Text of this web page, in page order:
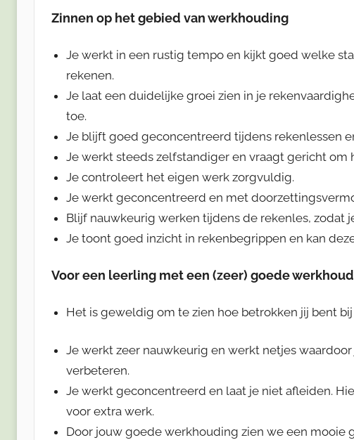
Zinnen op het gebied van werkhouding
Je werkt in een rustig tempo en kijkt goed welke
rekenen.
Je laat een duidelijke groei zien in je
toe.
Je blijft goed geconcentreerd tijdens rekenlessen
Je werkt steeds zelfstandiger en vraagt gericht om
Je controleert het eigen werk zorgvuldig.
Je werkt geconcentreerd en met
Blijf nauwkeurig werken tijdens de rekenles, zodat
Je toont goed inzicht in rekenbegrippen en kan
Voor een leerling met een (zeer) goede
Het is geweldig om te zien hoe betrokken jij bent
Je werkt zeer nauwkeurig en werkt netjes
verbeteren.
Je werkt geconcentreerd en laat je niet afleiden.
voor extra werk.
Door jouw goede werkhouding zien we een mooie